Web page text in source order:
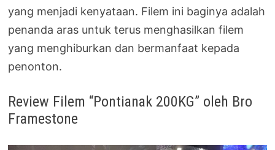
yang menjadi kenyataan. Filem ini baginya adalah
penanda aras untuk terus menghasilkan filem
yang menghiburkan dan bermanfaat kepada
penonton.
Review Filem “Pontianak 200KG” oleh Bro
Framestone